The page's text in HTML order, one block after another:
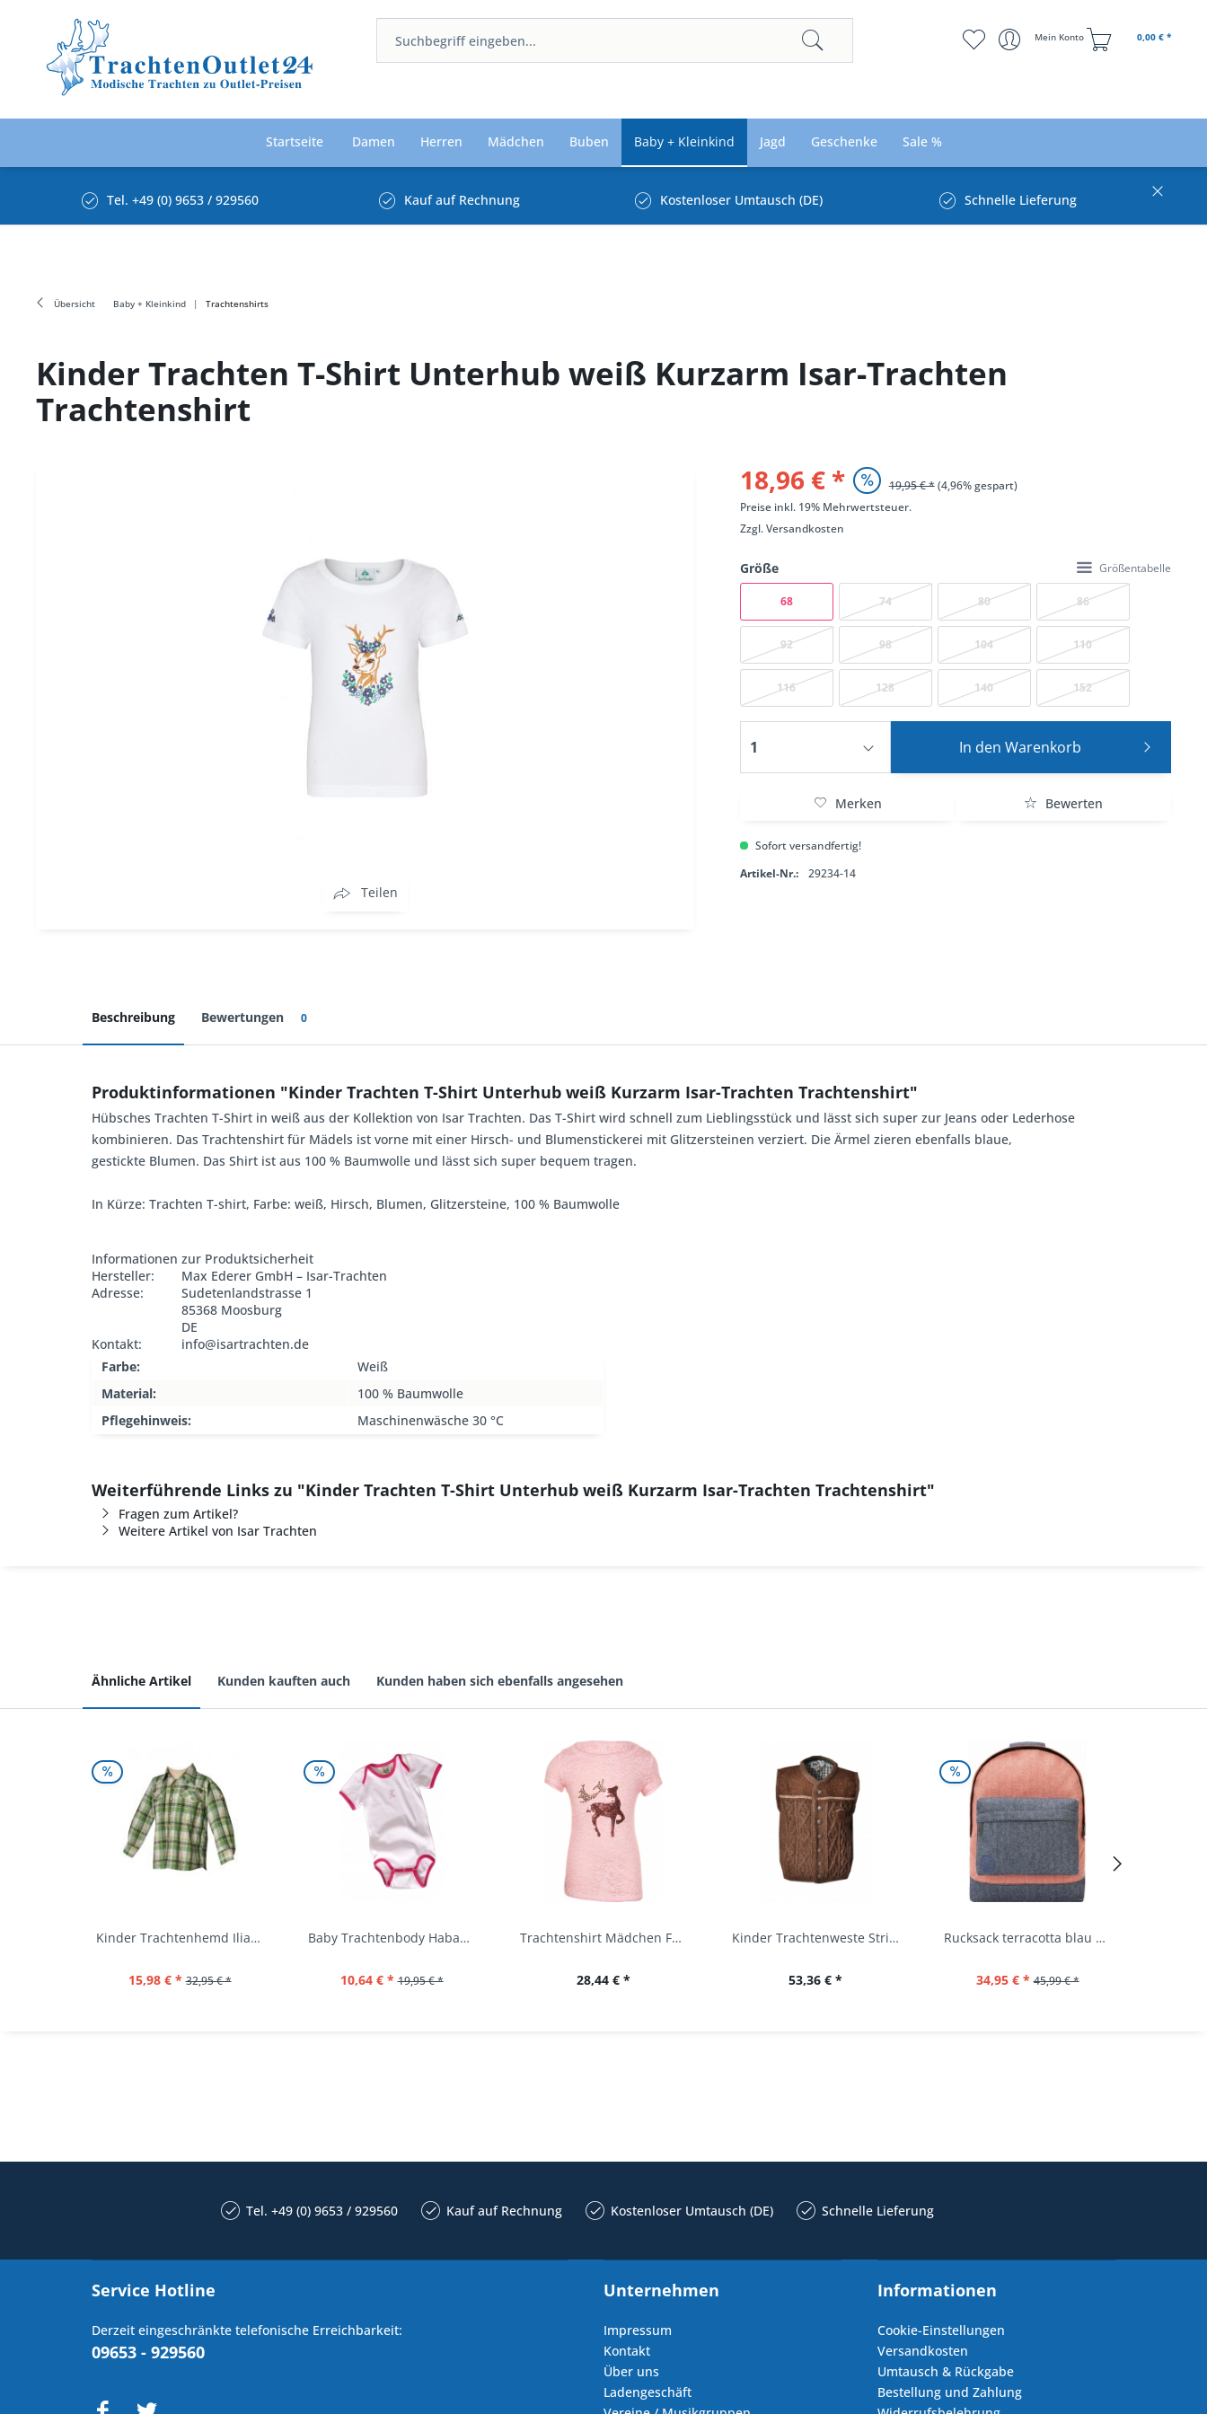
Mein Konto 0,00 € *
Startseite Damen Herren Mädchen Buben Baby + Kleinkind Jagd Geschenke Sale %
Tel. +49 (0) 9653 / 929560 Kauf auf Rechnung Kostenloser Umtausch (DE) Schnelle Lieferung
Übersicht Baby + Kleinkind Trachtenshirts
Kinder Trachten T-Shirt Unterhub weiß Kurzarm Isar-Trachten
Trachtenshirt
Teilen
18,96 € * 19,95 € *(4,96% gespart)
Preise inkl. 19% Mehrwertsteuer.
Zzgl.Versandkosten
Größe Größentabelle
68 74 80 86
92 98 104 110
116 128 140 152
In den Warenkorb
Merken Bewerten
Sofort versandfertig!
Artikel-Nr.:
29234-14
Beschreibung Bewertungen 0
Produktinformationen "Kinder Trachten T-Shirt Unterhub weiß Kurzarm Isar-Trachten Trachtenshirt"
Hübsches Trachten T-Shirt in weiß aus der Kollektion von Isar Trachten. Das T-Shirt wird schnell zum Lieblingsstück und lässt sich super zur Jeans oder Lederhose
kombinieren. Das Trachtenshirt für Mädels ist vorne mit einer Hirsch- und Blumenstickerei mit Glitzersteinen verziert. Die Ärmel zieren ebenfalls blaue,
gestickte Blumen. Das Shirt ist aus 100 % Baumwolle und lässt sich super bequem tragen.
In Kürze: Trachten T-shirt, Farbe: weiß, Hirsch, Blumen, Glitzersteine, 100 % Baumwolle
Informationen zur Produktsicherheit
Hersteller:
Max Ederer GmbH – Isar-Trachten
Adresse:
Sudetenlandstrasse 1
85368 Moosburg
DE
Kontakt:
info@isartrachten.de
Farbe:
Weiß
Material:
100 % Baumwolle
Pflegehinweis:
Maschinenwäsche 30 °C
Weiterführende Links zu "Kinder Trachten T-Shirt Unterhub weiß Kurzarm Isar-Trachten Trachtenshirt"
Fragen zum Artikel?
Weitere Artikel von Isar Trachten
Ähnliche Artikel Kunden kauften auch Kunden haben sich ebenfalls angesehen
Kinder Trachtenhemd Ilias giftgrün langarm...
15,98 € * 32,95 € *
Baby Trachtenbody Habach weiß/pink Isar Trachten
10,64 € * 19,95 € *
Trachtenshirt Mädchen Feli Kids rosa orchidee...
28,44 € *
Kinder Trachtenweste Strickweste Schirmitz...
53,36 € *
Rucksack terracotta blau navy Mi-Pac...
34,95 € * 45,99 € *
Tel. +49 (0) 9653 / 929560 Kauf auf Rechnung Kostenloser Umtausch (DE) Schnelle Lieferung
Service Hotline
Derzeit eingeschränkte telefonische Erreichbarkeit:
09653 - 929560
Unternehmen
Impressum
Kontakt
Über uns
Ladengeschäft
Informationen
Cookie-Einstellungen
Versandkosten
Umtausch & Rückgabe
Bestellung und Zahlung